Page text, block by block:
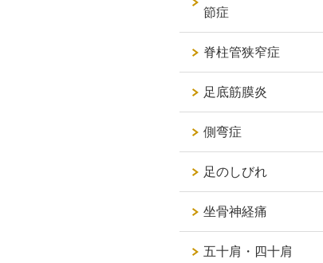
節症
脊柱管狭窄症
足底筋膜炎
側弯症
足のしびれ
坐骨神経痛
五十肩・四十肩